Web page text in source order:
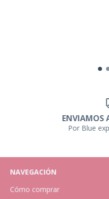
ENVIAMOS
Por Blue
NAVEGACIÓN
Cómo comprar